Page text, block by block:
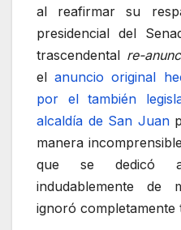
al reafirmar su
presidencial del
trascendental re-
elanuncio original
por el también
alcaldía de San Juan
manera
que se dedicó a
indudablemente de
ignoró completamente